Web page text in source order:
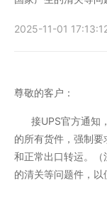
轨迹查询
2025-11-01
尊敬的客户：
接UPS官方通知
的所有货件，强制
和正常出口转运。
的清关等问题件，以